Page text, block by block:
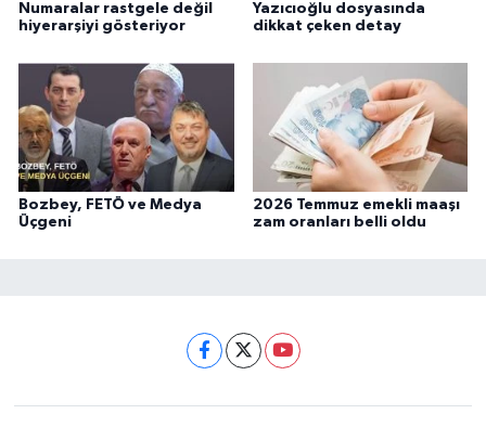
Numaralar rastgele değil
hiyerarşiyi gösteriyor
Yazıcıoğlu dosyasında
dikkat çeken detay
Bozbey, FETÖ ve Medya
Üçgeni
2026 Temmuz emekli maaşı
zam oranları belli oldu